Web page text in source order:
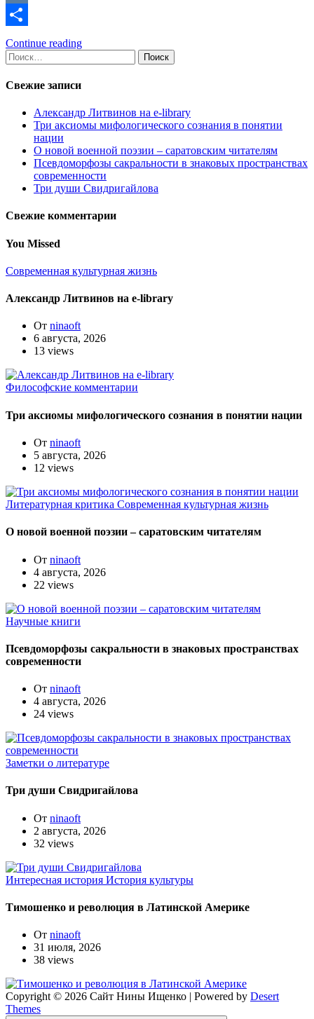
Link
VK
Отправить
Continue reading
Найти:
Свежие записи
Александр Литвинов на e-library
Три аксиомы мифологического сознания в понятии
нации
О новой военной поэзии – саратовским читателям
Псевдоморфозы сакральности в знаковых пространствах
современности
Три души Свидригайлова
Свежие комментарии
You Missed
Современная культурная жизнь
Александр Литвинов на e-library
От ninaoft
6 августа, 2026
13 views
Философские комментарии
Три аксиомы мифологического сознания в понятии нации
От ninaoft
5 августа, 2026
12 views
Литературная критика Современная культурная жизнь
О новой военной поэзии – саратовским читателям
От ninaoft
4 августа, 2026
22 views
Научные книги
Псевдоморфозы сакральности в знаковых пространствах
современности
От ninaoft
4 августа, 2026
24 views
Заметки о литературе
Три души Свидригайлова
От ninaoft
2 августа, 2026
32 views
Интересная история История культуры
Тимошенко и революция в Латинской Америке
От ninaoft
31 июля, 2026
38 views
Copyright © 2026 Сайт Нины Ищенко | Powered by Desert
Themes